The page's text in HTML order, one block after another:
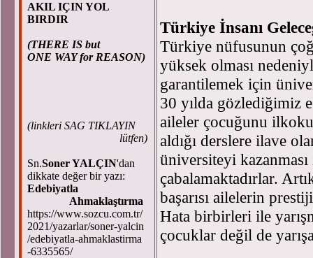
AKIL IÇIN YOL
BIRDIR
(THERE IS but
ONE WAY for REASON)
(linkleri SAG TIKLAYIN
lütfen)
Sn.Soner YALÇIN'dan
dikkate değer bir yazı:
Edebiyatla
Ahmaklaştırma
https://www.sozcu.com.tr/
2021/yazarlar/soner-yalcin
/edebiyatla-ahmaklastirma
-6335565/
Türkiye İnsanı
Türkiye nüfusunun
yüksek olması
garantilemek için
30 yılda gözlediğimiz
aileler çocuğunu
aldığı derslere ilave
üniversiteyi
çabalamaktadırlar.
başarısı ailelerin
Hata birbirleri ile
çocuklar değil de